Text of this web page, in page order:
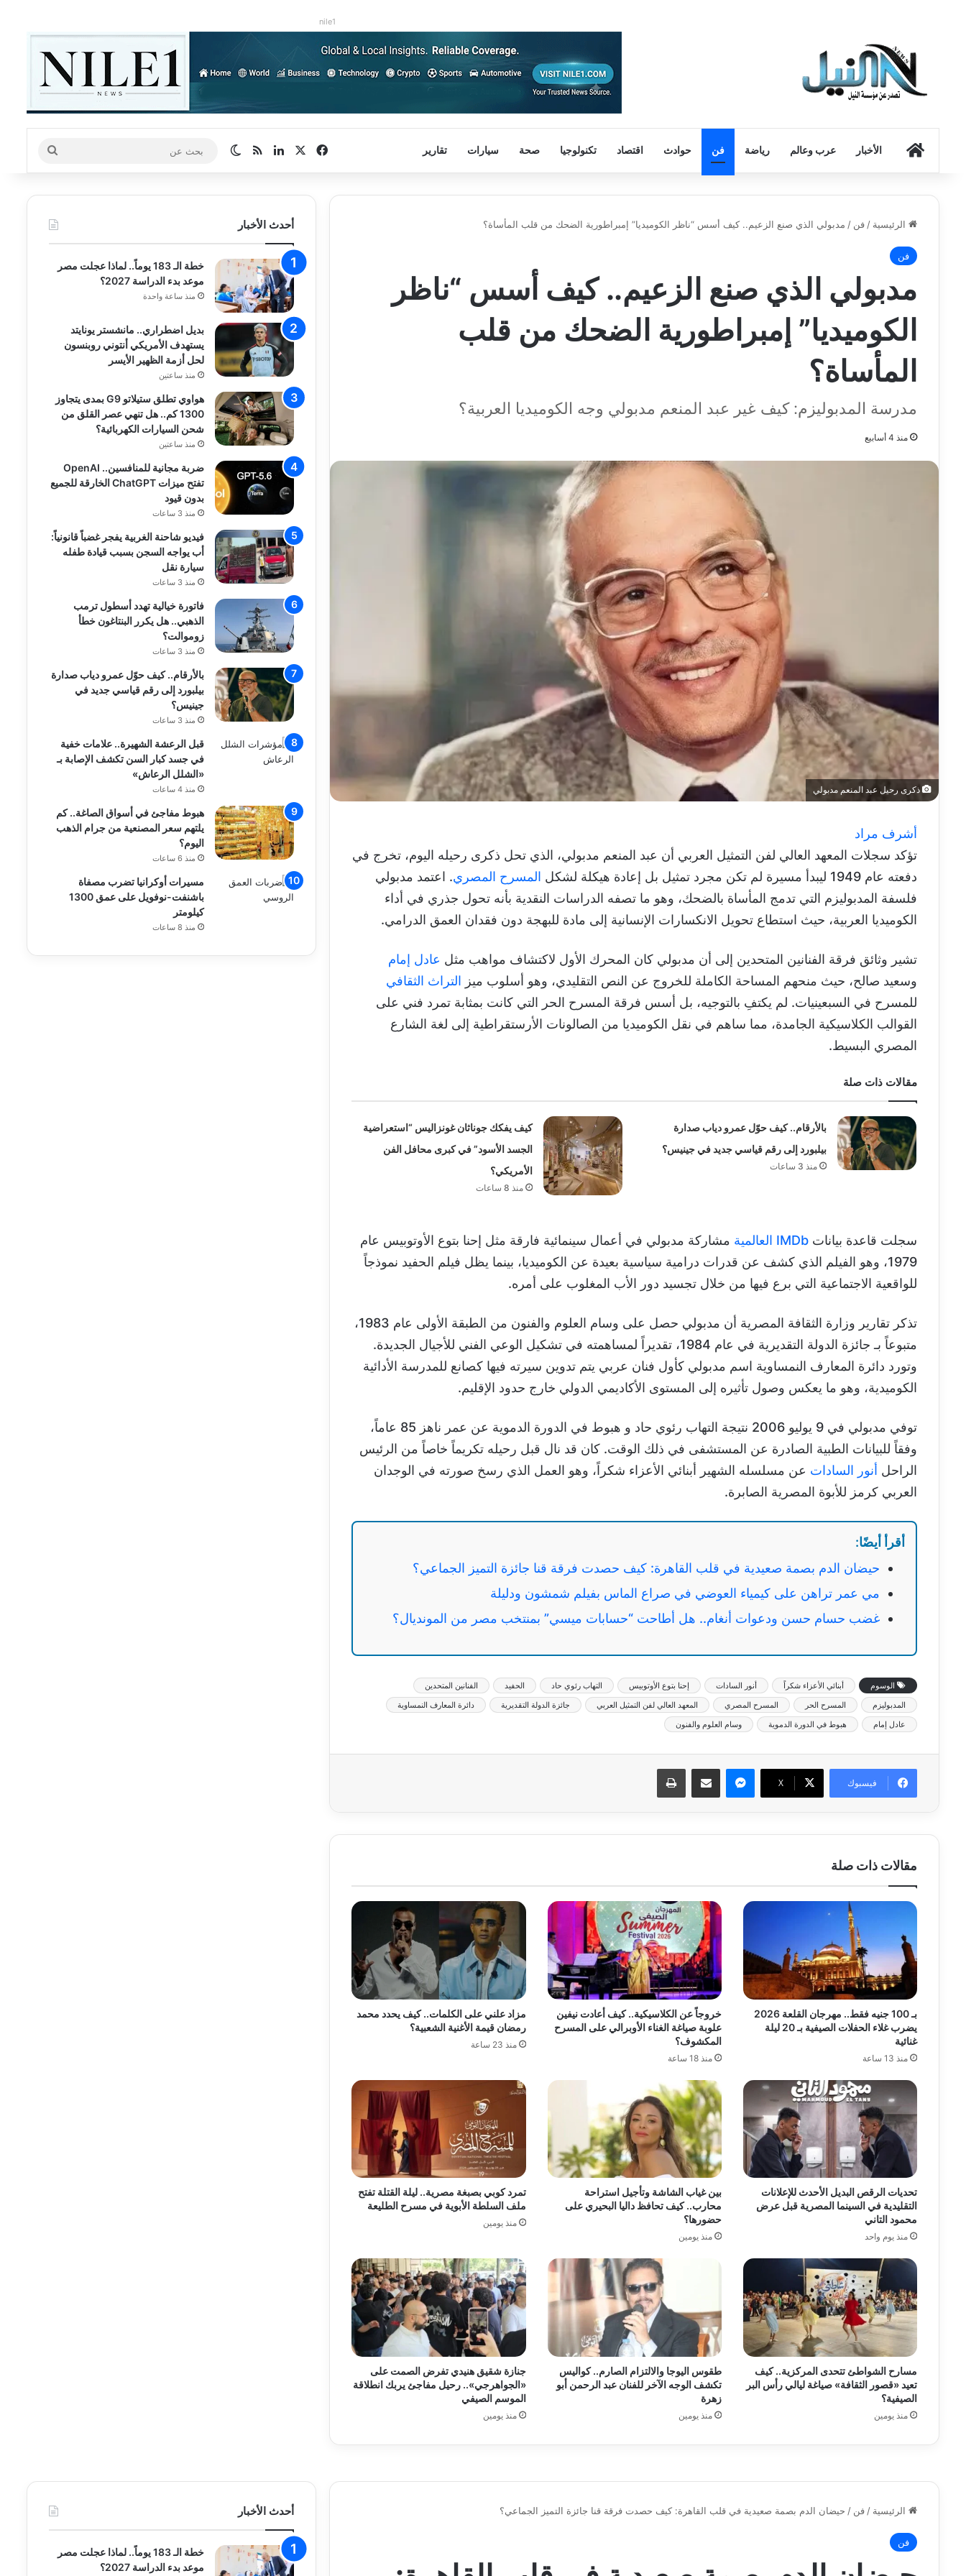
nile1
الرئيسيةالأخبار عرب وعالم رياضة فن حوادث اقتصاد تكنولوجيا صحة سيارات تقارير فيسبوك لينكدإنملخص الموقع RSS
الوضع المظلم
بحث
عن
الرئيسية / فن / مدبولي الذي صنع الزعيم.. كيف أسس “ناظر الكوميديا” إمبراطورية الضحك من قلب المأساة؟
فن
مدبولي الذي صنع الزعيم.. كيف أسس “ناظر
الكوميديا” إمبراطورية الضحك من قلب
المأساة؟
مدرسة المدبوليزم: كيف غير عبد المنعم مدبولي وجه الكوميديا العربية؟
منذ 4 أسابيع
ذكرى رحيل عبد المنعم مدبولي
أشرف مراد
تؤكد سجلات المعهد العالي لفن التمثيل العربي أن عبد المنعم مدبولي، الذي تحل ذكرى رحيله اليوم، تخرج في
دفعته عام 1949 ليبدأ مسيرة لم تكن مجرد تمثيل بل إعادة هيكلة لشكل
المسرح المصري. اعتمد مدبولي
فلسفة المدبوليزم التي تدمج المأساة بالضحك، وهو ما تصفه الدراسات النقدية بأنه تحول جذري في أداء
الكوميديا العربية، حيث استطاع تحويل الانكسارات الإنسانية إلى مادة للبهجة دون فقدان العمق الدرامي.
تشير وثائق فرقة الفنانين المتحدين إلى أن مدبولي كان المحرك الأول لاكتشاف مواهب مثل عادل إمام
وسعيد صالح، حيث منحهم المساحة الكاملة للخروج عن النص التقليدي، وهو أسلوب ميز التراث الثقافي
للمسرح في السبعينيات. لم يكتفِ بالتوجيه، بل أسس فرقة المسرح الحر التي كانت بمثابة تمرد فني على
القوالب الكلاسيكية الجامدة، مما ساهم في نقل الكوميديا من الصالونات الأرستقراطية إلى لغة الشارع
المصري البسيط.
مقالات ذات صلة
بالأرقام.. كيف حوّل عمرو دياب صدارة
بيلبورد إلى رقم قياسي جديد في جينيس؟
منذ 3 ساعات
كيف يفكك جوناثان غونزاليس “استعراضية
الجسد الأسود” في كبرى محافل الفن
الأمريكي؟
منذ 8 ساعات
سجلت قاعدة بيانات IMDb العالمية
مشاركة مدبولي في أعمال سينمائية فارقة مثل إحنا بتوع الأوتوبيس عام
1979، وهو الفيلم الذي كشف عن قدرات درامية سياسية بعيدة عن الكوميديا، بينما يظل فيلم الحفيد نموذجاً
للواقعية الاجتماعية التي برع فيها من خلال تجسيد دور الأب المغلوب على أمره.
تذكر تقارير وزارة الثقافة المصرية أن مدبولي حصل على وسام العلوم والفنون من الطبقة الأولى عام 1983،
متبوعاً بـ جائزة الدولة التقديرية في عام 1984، تقديراً لمساهمته في تشكيل الوعي الفني للأجيال الجديدة.
وتورد دائرة المعارف النمساوية اسم مدبولي كأول فنان عربي يتم تدوين سيرته فيها كصانع للمدرسة الأدائية
الكوميدية، وهو ما يعكس وصول تأثيره إلى المستوى الأكاديمي الدولي خارج حدود الإقليم.
توفي مدبولي في 9 يوليو 2006 نتيجة التهاب رئوي حاد و هبوط في الدورة الدموية عن عمر ناهز 85 عاماً،
وفقاً للبيانات الطبية الصادرة عن المستشفى في ذلك الوقت. كان قد نال قبل رحيله تكريماً خاصاً من الرئيس
الراحل أنور السادات عن مسلسله الشهير أبنائي الأعزاء شكراً، وهو العمل الذي رسخ صورته في الوجدان
العربي كرمز للأبوة المصرية الصابرة.
أقرأ أيضًا:
حيضان الدم بصمة صعيدية في قلب القاهرة: كيف حصدت فرقة قنا جائزة التميز الجماعي؟
مي عمر تراهن على كيمياء العوضي في صراع الماس بفيلم شمشون ودليلة
غضب حسام حسن ودعوات أنغام.. هل أطاحت “حسابات ميسي” بمنتخب مصر من المونديال؟
الوسوم أبنائي الأعزاء شكراً أنور السادات إحنا بتوع الأوتوبيس التهاب رئوي حاد الحفيد
الفنانين المتحدين
المدبوليزم
المسرح الحر المسرح المصري المعهد العالي لفن التمثيل العربي جائزة الدولة التقديرية
دائرة المعارف النمساوية
عادل إمام
هبوط في الدورة الدموية وسام العلوم والفنون
فيسبوك ‫X
ماسنجر مشاركة عبر البريد طباعة
مقالات ذات صلة
بـ 100 جنيه فقط.. مهرجان القلعة 2026
يضرب غلاء الحفلات الصيفية بـ 20 ليلة
غنائية
منذ 13 ساعة
خروجاً عن الكلاسيكية.. كيف أعادت نيفين
علوبة صياغة الغناء الأوبرالي على المسرح
المكشوف؟
منذ 18 ساعة
مزاد علني على الكلمات.. كيف يحدد محمد
رمضان قيمة الأغنية الشعبية؟
منذ 23 ساعة
تحديات الرقص البديل الأحدث للإعلانات
التقليدية في السينما المصرية قبل عرض
محمود التاني
منذ يوم واحد
بين غياب الشاشة وتأجيل استراحة
محارب.. كيف تحافظ داليا البحيري على
حضورها؟
منذ يومين
تمرد كوبي بصبغة مصرية.. ليلة القتلة تفتح
ملف السلطة الأبوية في مسرح الطليعة
منذ يومين
مسارح الشواطئ تتحدى المركزية.. كيف
تعيد «قصور الثقافة» صياغة ليالي رأس البر
الصيفية؟
منذ يومين
طقوس اليوجا والالتزام الصارم.. كواليس
تكشف الوجه الآخر للفنان عبد الرحمن أبو
زهرة
منذ يومين
جنازة شقيق هنيدي تفرض الصمت على
«الجواهرجي».. رحيل مفاجئ يربك انطلاقة
الموسم الصيفي
منذ يومين
أحدث الأخبار
خطة الـ 183 يوماً.. لماذا عجلت مصر
موعد بدء الدراسة 2027؟
منذ ساعة واحدة
بديل اضطراري.. مانشستر يونايتد
يستهدف الأمريكي أنتوني روبنسون
لحل أزمة الظهير الأيسر
منذ ساعتين
هواوي تطلق ستيلاتو G9 بمدى يتجاوز
1300 كم.. هل تنهي عصر القلق من
شحن السيارات الكهربائية؟
منذ ساعتين
ضربة مجانية للمنافسين.. OpenAI
تفتح ميزات ChatGPT الخارقة للجميع
بدون قيود
منذ 3 ساعات
فيديو شاحنة الغربية يفجر غضباً قانونياً:
أب يواجه السجن بسبب قيادة طفله
سيارة نقل
منذ 3 ساعات
فاتورة خيالية تهدد أسطول ترمب
الذهبي.. هل يكرر البنتاغون خطأ
زوموالت؟
منذ 3 ساعات
بالأرقام.. كيف حوّل عمرو دياب صدارة
بيلبورد إلى رقم قياسي جديد في
جينيس؟
منذ 3 ساعات
قبل الرعشة الشهيرة.. علامات خفية
في جسد كبار السن تكشف الإصابة بـ
«الشلل الرعاش»
منذ 4 ساعات
هبوط مفاجئ في أسواق الصاغة.. كم
يلتهم سعر المصنعية من جرام الذهب
اليوم؟
منذ 6 ساعات
مسيرات أوكرانيا تضرب مصفاة
باشنفت-نوفويل على عمق 1300
كيلومتر
منذ 8 ساعات